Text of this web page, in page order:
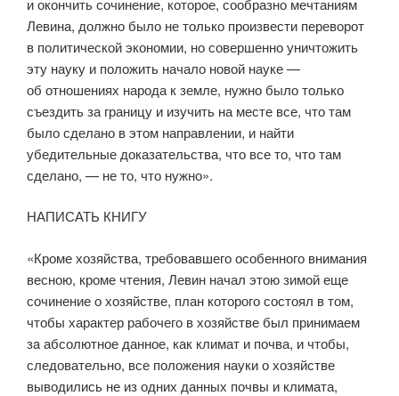
Левина, должно было не только произвести переворот
в политической экономии, но совершенно уничтожить
эту науку и положить начало новой науке —
об отношениях народа к земле, нужно было только
съездить за границу и изучить на месте все, что там
было сделано в этом направлении, и найти
убедительные доказательства, что все то, что там
сделано, — не то, что нужно».
НАПИСАТЬ КНИГУ
«Кроме хозяйства, требовавшего особенного внимания
весною, кроме чтения, Левин начал этою зимой еще
сочинение о хозяйстве, план которого состоял в том,
чтобы характер рабочего в хозяйстве был принимаем
зa абсолютное данное, как климат и почва, и чтобы,
следовательно, все положения науки о хозяйстве
выводились не из одних данных почвы и климата,